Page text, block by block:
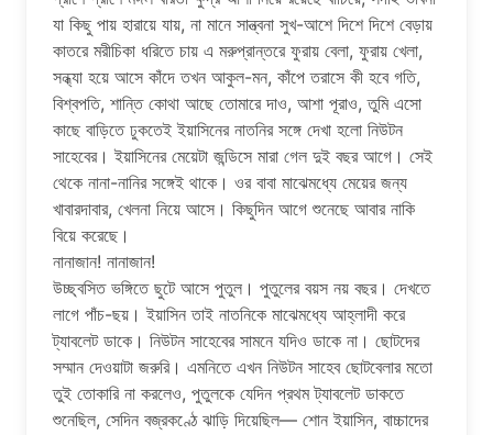
যা কিছু পায় হারায়ে যায়, না মানে সান্ত্বনা সুখ-আশে দিশে দিশে বেড়ায়
কাতরে মরীচিকা ধরিতে চায় এ মরুপ্রান্তরে ফুরায় বেলা, ফুরায় খেলা,
সন্ধ্যা হয়ে আসে কাঁদে তখন আকুল-মন, কাঁপে তরাসে কী হবে গতি,
বিশ্বপতি, শান্তি কোথা আছে তোমারে দাও, আশা পূরাও, তুমি এসো
কাছে বাড়িতে ঢুকতেই ইয়াসিনের নাতনির সঙ্গে দেখা হলো নিউটন
সাহেবের। ইয়াসিনের মেয়েটা জন্ডিসে মারা গেল দুই বছর আগে। সেই
থেকে নানা-নানির সঙ্গেই থাকে। ওর বাবা মাঝেমধ্যে মেয়ের জন্য
খাবারদাবার, খেলনা নিয়ে আসে। কিছুদিন আগে শুনেছে আবার নাকি
বিয়ে করেছে।
নানাজান! নানাজান!
উচ্ছ্বসিত ভঙ্গিতে ছুটে আসে পুতুল। পুতুলের বয়স নয় বছর। দেখতে
লাগে পাঁচ-ছয়। ইয়াসিন তাই নাতনিকে মাঝেমধ্যে আহ্লাদী করে
ট্যাবলেট ডাকে। নিউটন সাহেবের সামনে যদিও ডাকে না। ছোটদের
সম্মান দেওয়াটা জরুরি। এমনিতে এখন নিউটন সাহেব ছোটবেলার মতো
তুই তোকারি না করলেও, পুতুলকে যেদিন প্রথম ট্যাবলেট ডাকতে
শুনেছিল, সেদিন বজ্রকণ্ঠে ঝাড়ি দিয়েছিল— শোন ইয়াসিন, বাচ্চাদের